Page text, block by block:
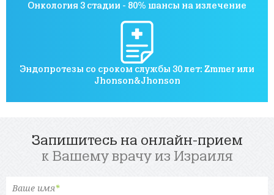
Онкология 3 стадии - 80% шансы на излечение
Эндопротезы со сроком службы 30 лет: Zmmer или
Jhonson&Jhonson
Запишитесь на онлайн-прием
к Вашему врачу из Израиля
Ваше имя*